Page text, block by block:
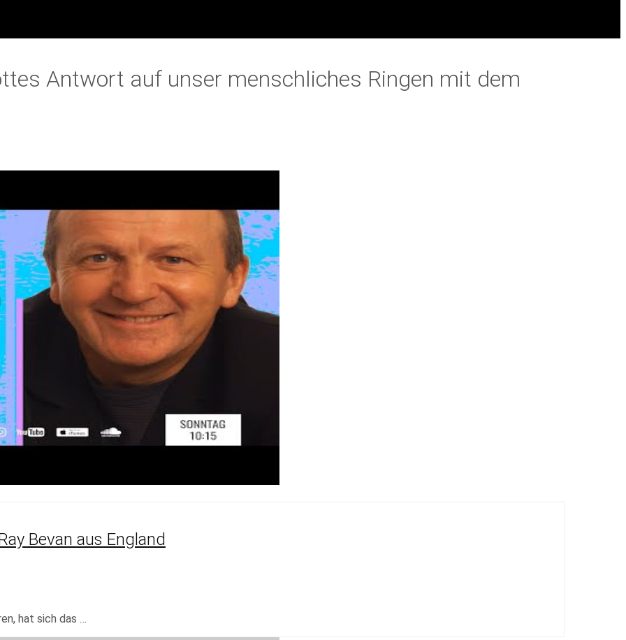
Antwort auf unser menschliches Ringen mit dem
Bevan aus England
hat sich das …